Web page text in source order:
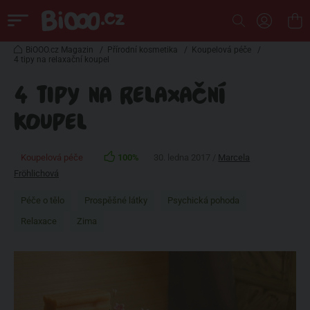
BiOOO.cz Magazin / Přírodní kosmetika / Koupelová péče
/
4 tipy na relaxační koupel
4 TIPY NA RELAXAČNÍ
KOUPEL
Koupelová péče 100%
Marcela
Fröhlichová
Péče o tělo Prospěšné látky
Psychická pohoda
Relaxace
Zima